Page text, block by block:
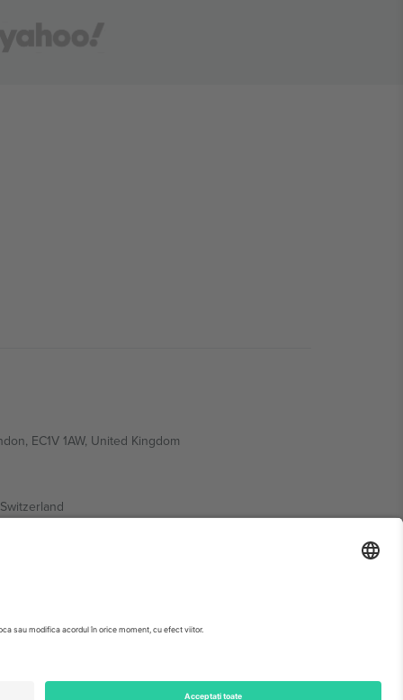
EC1V 1AW, United Kingdom